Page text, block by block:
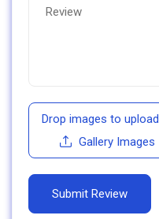
Drop images to upload
Gallery Images